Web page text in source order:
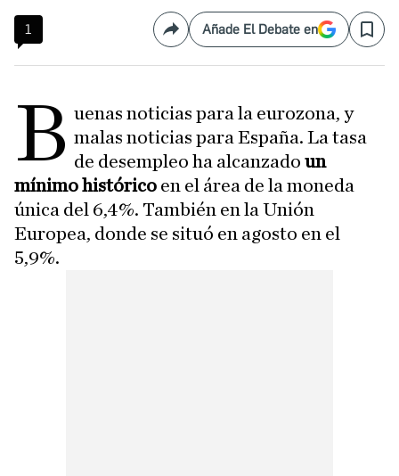
1 CompartirAñade El Debate en Save
B uenas noticias para la eurozona, y
malas noticias para España. La tasa
de desempleo ha alcanzadoun
mínimo histórico en el área de la moneda
única del 6,4%. También en la Unión
Europea, donde se situó en agosto en el
5,9%.